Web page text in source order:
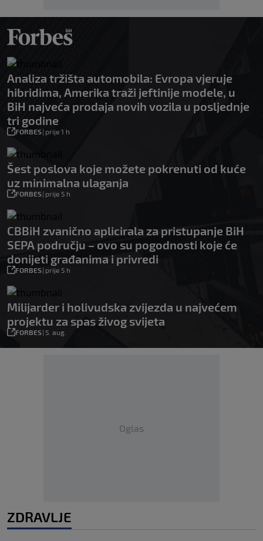
Analiza tržišta automobila: Evropa vjeruje
hibridima, Amerika traži jeftinije modele, u
BiH najveća prodaja novih vozila u posljednje
tri godine
FORBES| prije 1 h
Šest poslova koje možete pokrenuti od kuće
uz minimalna ulaganja
FORBES| prije 5 h
CBBiH zvanično aplicirala za pristupanje BiH
SEPA području – ovo su pogodnosti koje će
donijeti građanima i privredi
FORBES| prije 5 h
Milijarder i holivudska zvijezda u najvećem
projektu za spas živog svijeta
FORBES| 5. aug.
Oglas
ZDRAVLJE